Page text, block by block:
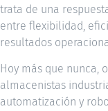
trata de una
entre flexibilidad,
resultados
Hoy más que nunca,
almacenistas
automatización y